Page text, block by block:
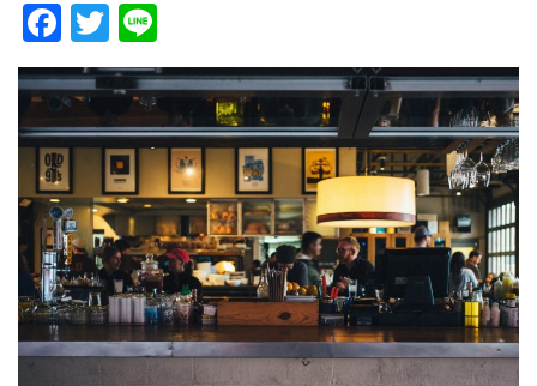
F
a
c
e
b
o
o
k
T
wi
tt
er
n
e